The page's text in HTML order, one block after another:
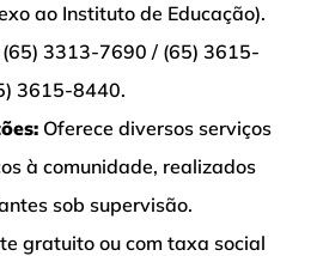
ao Instituto de Educação).
(65) 3313-7690 / (65) 3615-
3615-8440.
Oferece diversos serviços
à comunidade, realizados
sob supervisão.
gratuito ou com taxa social